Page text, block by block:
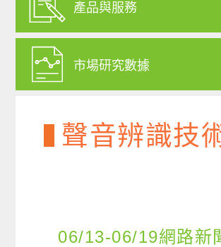
產品與服務
市場研究數據
聲音辨識技
06/13-06/19網路新